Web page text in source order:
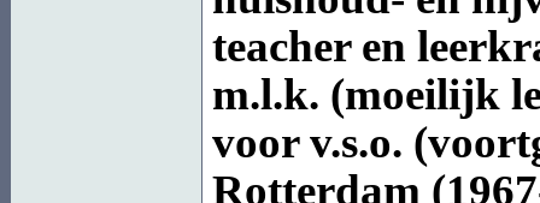
teacher en
m.l.k. (moeilijk
voor v.s.o.
Rotterdam